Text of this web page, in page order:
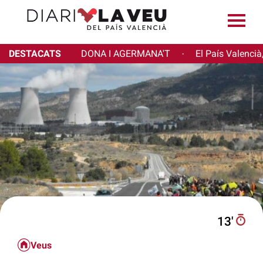
DESTACATS DONA I AGERMANA'T · El País
13′
Veus